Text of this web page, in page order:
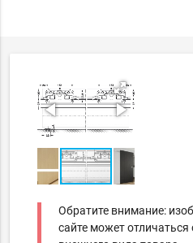
Обратите внимание:
сайте может отличаться